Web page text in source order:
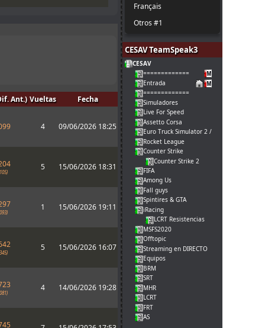
Ant.) Vueltas Fecha
4 09/06/2026 18:25
5 15/06/2026 18:31
1 15/06/2026 19:11
5 15/06/2026 16:07
4 14/06/2026 19:28
Français
Otros #1
CESAV TeamSpeak3
CESAV
=============
Entrada
=============
Simuladores
Live For Speed
Assetto Corsa
Euro Truck Simulator 2 / American Truck
Rocket League
Counter Strike
Counter Strike 2
FIFA
Among Us
Fall guys
Spintires & GTA
iRacing
LCRT Resistencias
MSFS2020
Offtopic
Streaming en DIRECTO
Equipos
BRM
SRT
MHR
LCRT
FRT
AS